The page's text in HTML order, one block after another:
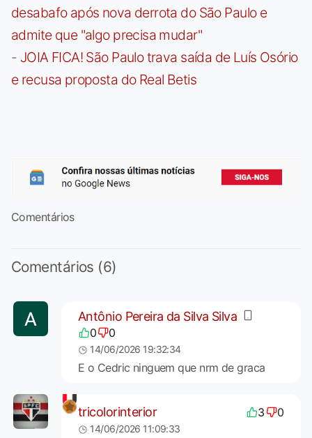
desabafo após nova derrota do São Paulo e
admite que "algo precisa mudar"
- JOIA FICA! São Paulo trava saída de Luís Osório
e recusa proposta do Real Betis
Comentários
Comentários (6)
Antônio Pereira da Silva Silva
0 0
14/06/2026 19:32:34
E o Cedric ninguem que nrm de graca
tricolorinterior 3 0
14/06/2026 11:09:33